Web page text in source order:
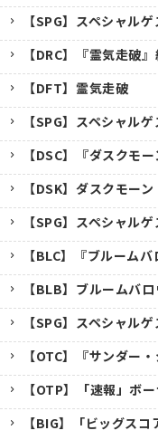
【SPG】スペシャル
【DRC】『霊気走破
【DFT】霊気走破
【SPG】スペシャル
【DSC】『ダスクモ
【DSK】ダスクモー
【SPG】スペシャル
【BLC】『ブルーム
【BLB】ブルームバロ
【SPG】スペシャル
【OTC】『サンダー
【OTP】「速報」ボ
【BIG】「ビッグス